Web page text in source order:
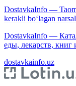
DostavkaInfo —
kerakli bo‘lagan
DostavkaInfo —
еды, лекарств, книг
dostavkainfo.uz